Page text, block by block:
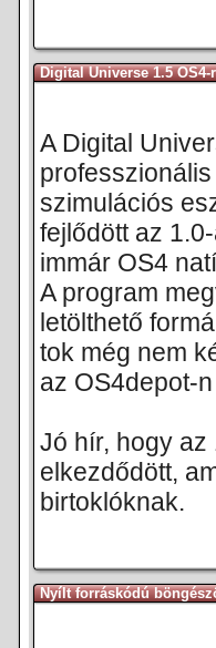
Digital Universe 1.5 OS4-
A Digital
szimulációs
fejlődött az
immár OS4
A program
letölthető
tok még nem
az OS4depot-
Jó hír, hogy az
elkezdődött,
birtoklóknak.
Nyílt forráskódú